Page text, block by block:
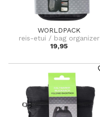
WORLDPACK
reis-etui / bag organizer
19,95